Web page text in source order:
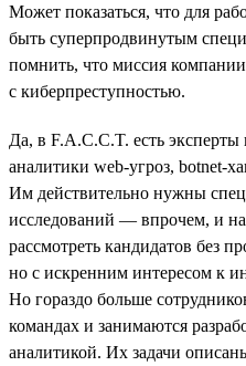
Может показаться, что для
быть суперпродвинутым
помнить, что миссия
с киберпреступностью.
Да, в F.A.C.C.T. есть
аналитики web-угроз, botnet-
Им действительно нужны
исследований — впрочем, и
рассмотреть кандидатов без
но с искренним интересом к
Но гораздо больше
командах и занимаются
аналитикой. Их задачи